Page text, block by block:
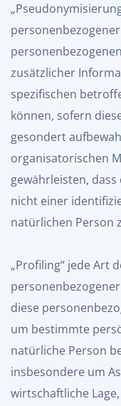
zusätzlicher
spezifischen
können, sofern
gesondert
organisatorischen
gewährleisten,
nicht einer
natürlichen Person
„Profiling“ jede Art
diese
um bestimmte
natürliche Person
insbesondere um
wirtschaftliche